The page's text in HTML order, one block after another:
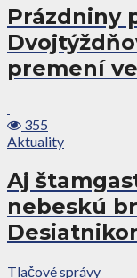
Prázdniny
premení
355
Aktuality
Aj
nebeskú
Tlačové správy